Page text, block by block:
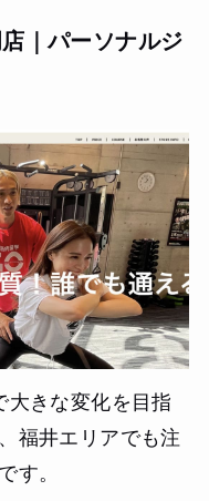
き、生活習慣そのも
成に向けて親身に伴
｜パーソナルジ
大きな変化を目指
福井エリアでも注
す。